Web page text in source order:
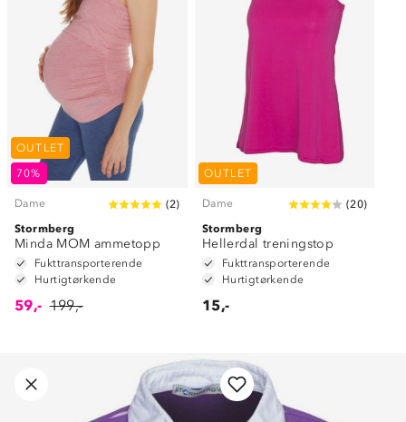
OUTLET
70%
Dame (2)
Stormberg
Minda MOM ammetopp
Fukttransporterende
Hurtigtørkende
59,- 199,-
OUTLET
Dame (20)
Stormberg
Hellerdal treningstop
Fukttransporterende
Hurtigtørkende
15,-